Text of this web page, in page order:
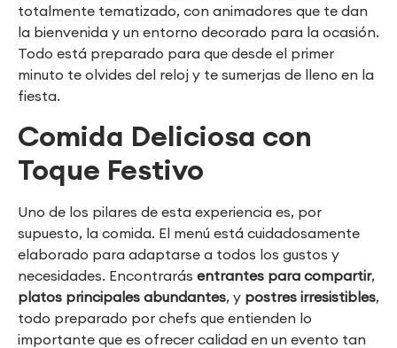
totalmente tematizado, con animadores que te dan
la bienvenida y un entorno decorado para la ocasión.
Todo está preparado para que desde el primer
minuto te olvides del reloj y te sumerjas de lleno en la
fiesta.
Comida Deliciosa con
Toque Festivo
Uno de los pilares de esta experiencia es, por
supuesto, la comida. El menú está cuidadosamente
elaborado para adaptarse a todos los gustos y
necesidades. Encontrarás entrantes para compartir,
platos principales abundantes, y postres irresistibles,
todo preparado por chefs que entienden lo
importante que es ofrecer calidad en un evento tan